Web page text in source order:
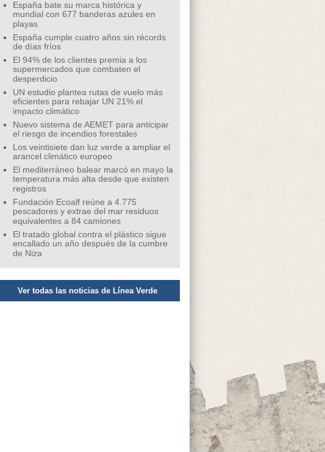
España bate su marca histórica y
mundial con 677 banderas azules en
playas
España cumple cuatro años sin récords
de días fríos
El 94% de los clientes premia a los
supermercados que combaten el
desperdicio
UN estudio plantea rutas de vuelo más
eficientes para rebajar UN 21% el
impacto climático
Nuevo sistema de AEMET para anticipar
el riesgo de incendios forestales
Los veintisiete dan luz verde a ampliar el
arancel climático europeo
El mediterráneo balear marcó en mayo la
temperatura más alta desde que existen
registros
Fundación Ecoalf reúne a 4.775
pescadores y extrae del mar residuos
equivalentes a 84 camiones
El tratado global contra el plástico sigue
encallado un año después de la cumbre
de Niza
Ver todas las noticias de Línea Verde